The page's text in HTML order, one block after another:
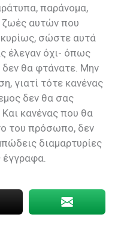
παράνομα,
ζωές αυτών που
κυρίως, σώστε αυτά
έλεγαν όχι- όπως
δεν θα φτάνατε. Μην
γιατί τότε κανένας
δεν θα σας
κανένας που θα
του πρόσωπο, δεν
διαμαρτυρίες
έγγραφα.